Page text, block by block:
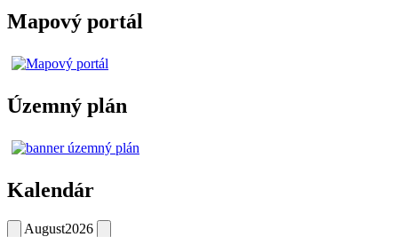
Mapový portál
Územný plán
Kalendár
August2026